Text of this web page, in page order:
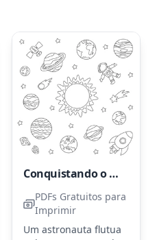
Conquistando o Universo: Astronauta
PDFs Gratuitos para
Imprimir
Um astronauta flutua